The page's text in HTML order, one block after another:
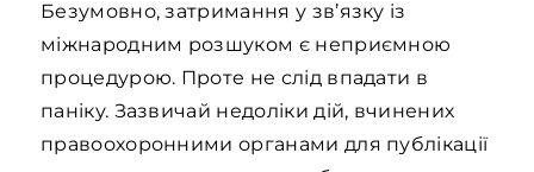
Безумовно, затримання у зв’язку із
міжнародним розшуком є неприємною
процедурою. Проте не слід впадати в
паніку. Зазвичай недоліки дій, вчинених
правоохоронними органами для публікації